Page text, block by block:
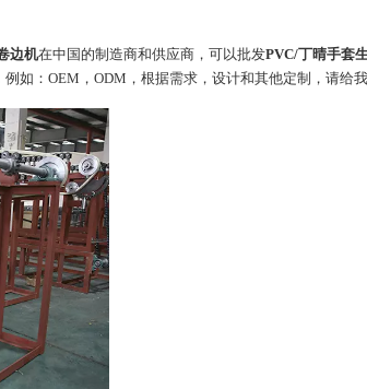
边机在中国的制造商和供应商，可以批发PVC/丁晴手套
如：OEM，ODM，根据需求，设计和其他定制，请给